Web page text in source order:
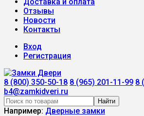
Отзывы
Новости
Контакты
Вход
Регистрация
8 (800) 350-50-18 8 (965) 201-11-99 8
b4@zamkidveri.ru
Найти
Например: Дверные замки